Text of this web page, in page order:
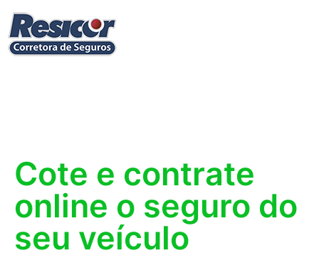
Cote e contrate
online o seguro do
seu veículo